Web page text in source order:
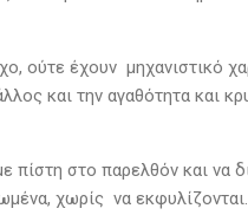
ούτε έχουν μηχανιστικό
και την αγαθότητα και
πίστη στο παρελθόν και να
χωρίς να